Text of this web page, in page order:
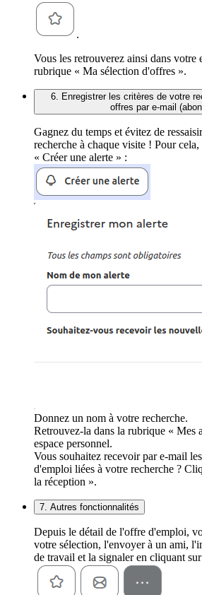
.
Vous les retrouverez ainsi dans votre
rubrique « Ma sélection d'offres ».
6. Enregistrer les critères de votre
offres par e-mail
Gagnez du temps et évitez de
recherche à chaque visite ! Pour
« Créer une alerte » :
Donnez un nom à votre recherche.
Retrouvez-la dans la rubrique « Mes
espace personnel.
Vous souhaitez recevoir par e-mail
d'emploi liées à votre recherche ?
la réception ».
7. Autres fonctionnalités
Depuis le détail de l'offre d'emploi,
votre sélection, l'envoyer à un ami,
de travail et la signaler en cliquant